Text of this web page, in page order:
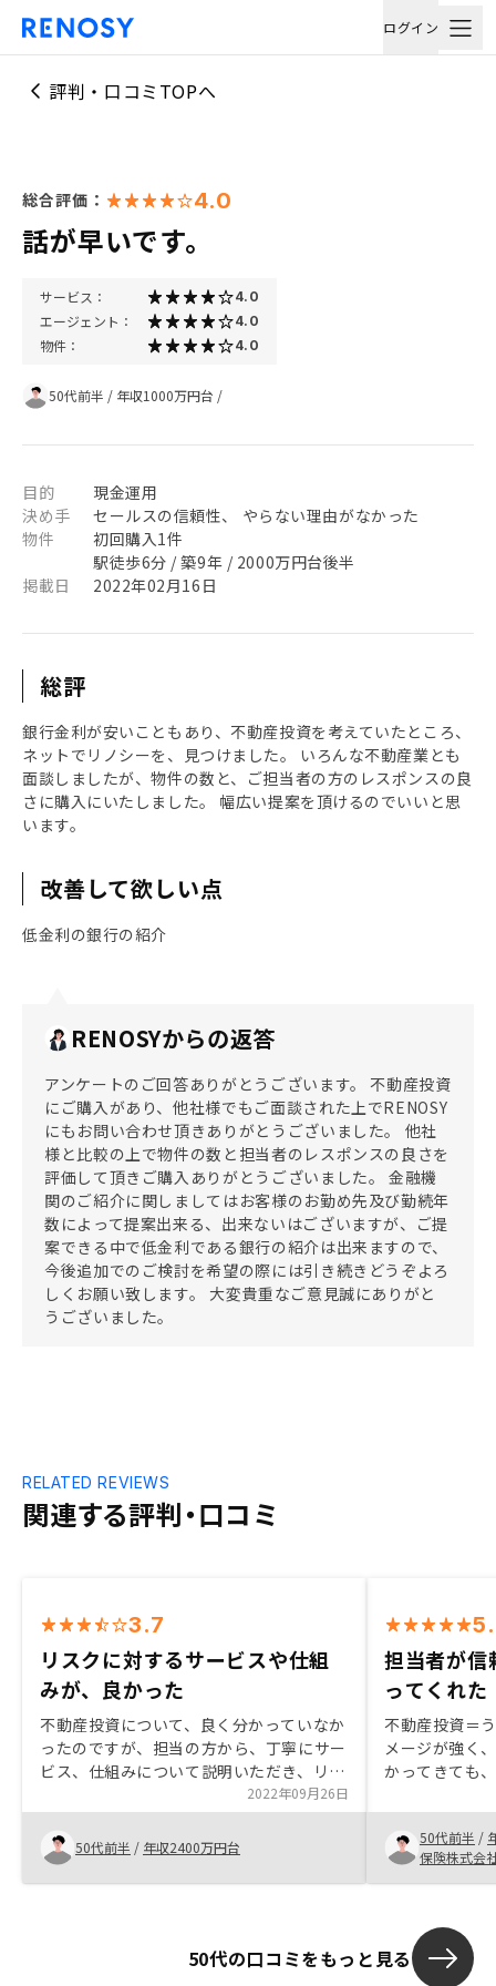
ログイン
評判・口コミTOPへ
総合評価： 4.0
話が早いです。
サービス： 4.0
エージェント： 4.0
物件： 4.0
50代前半 / 年収1000万円台 /
目的
現金運用
決め手
セールスの信頼性、 やらない理由がなかった
物件
初回購入1件
駅徒歩6分 / 築9年 / 2000万円台後半
掲載日
2022年02月16日
総評
銀行金利が安いこともあり、不動産投資を考えていたところ、
ネットでリノシーを、見つけました。 いろんな不動産業とも
面談しましたが、物件の数と、ご担当者の方のレスポンスの良
さに購入にいたしました。 幅広い提案を頂けるのでいいと思
います。
改善して欲しい点
低金利の銀行の紹介
RENOSYからの返答
アンケートのご回答ありがとうございます。 不動産投資
にご購入があり、他社様でもご面談された上でRENOSY
にもお問い合わせ頂きありがとうございました。 他社
様と比較の上で物件の数と担当者のレスポンスの良さを
評価して頂きご購入ありがとうございました。 金融機
関のご紹介に関しましてはお客様のお勤め先及び勤続年
数によって提案出来る、出来ないはございますが、ご提
案できる中で低金利である銀行の紹介は出来ますので、
今後追加でのご検討を希望の際には引き続きどうぞよろ
しくお願い致します。 大変貴重なご意見誠にありがと
うございました。
関連する評判・口コミ
RELATED REVIEWS
3.7
リスクに対するサービスや仕組
みが、良かった
不動産投資について、良く分かっていなか
ったのですが、担当の方から、丁寧にサー
ビス、仕組みについて説明いただき、リス
クについて許容出来ると感じ、不動産投資
を始めてみようと思いました。 ありがと
うございます。思っていたより、手続きの
時間が長く、短くなれば、と思いました。
2022年09月26日
50代前半 / 年収2400万円台
担当者が信
ってくれた
不動産投資＝
メージが強く
かってきても
て、自分も今
一つとして不
上してきた。
の話を聞き、
なっていると
担当者は爽や
てくれて、非
50代前半 /
保険株式会
50代の口コミをもっと見る